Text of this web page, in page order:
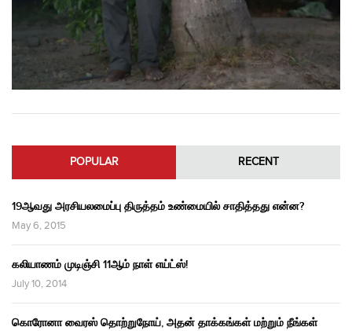
POPULAR RECENT
19ஆவது அரசியலமைப்பு திருத்தம் உண்மையில் சாதித்தது என்ன?
May 6, 2015
கலியாணம் முடிஞ்சி 11ஆம் நாள் எய்ட்ஸ்!
July 10, 2014
கொரோனா வைரஸ் தொற்றுநோய், அதன் தாக்கங்கள் மற்றும் நீங்கள்